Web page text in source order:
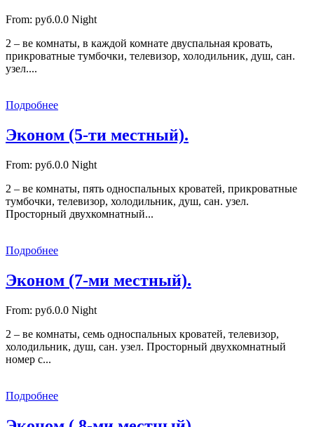
From: руб.0.0 Night
2 – ве комнаты, в каждой комнате двуспальная кровать,
прикроватные тумбочки, телевизор, холодильник, душ, сан.
узел....
Подробнее
Эконом (5-ти местный).
From: руб.0.0 Night
2 – ве комнаты, пять односпальных кроватей, прикроватные
тумбочки, телевизор, холодильник, душ, сан. узел.
Просторный двухкомнатный...
Подробнее
Эконом (7-ми местный).
From: руб.0.0 Night
2 – ве комнаты, семь односпальных кроватей, телевизор,
холодильник, душ, сан. узел. Просторный двухкомнатный
номер с...
Подробнее